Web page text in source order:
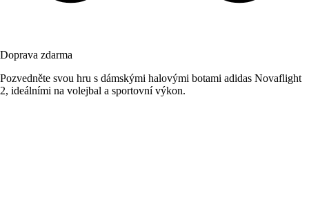
Doprava zdarma
Pozvedněte svou hru s dámskými halovými botami adidas Novaflight
2, ideálními na volejbal a sportovní výkon.